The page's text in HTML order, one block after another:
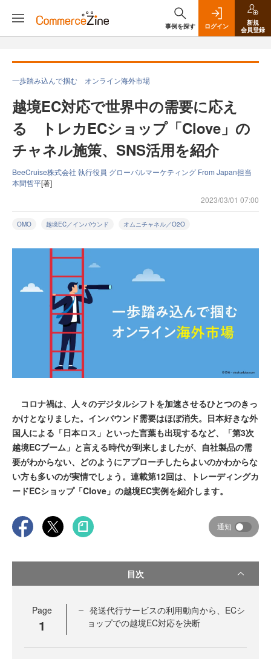
事例を探す ログイン
新規
会員登録
一歩踏み込んで掴む オンライン海外市場
越境EC対応で世界中の需要に応え
る トレカECショップ「Clove」の
チャネル施策、SNS活用を紹介
BeeCruise株式会社 執行役員 グローバルマーケティング From Japan担当
本間哲平[著]
2023/03/01 07:00
OMO 越境EC／インバウンド オムニチャネル／O2O
コロナ禍は、人々のデジタルシフトを加速させるひとつのきっ
かけとなりました。インバウンド需要はほぼ消失。日本好きな外
国人による「日本ロス」といった言葉も出現するなど、「第3次
越境ECブーム」と言える時代が到来しましたが、自社製品の需
要がわからない、どのようにアプローチしたらよいのかわからな
い方も多いのが実情でしょう。連載第12回は、トレーディングカ
ードECショップ「Clove」の越境EC実例を紹介します。
通知
目次
Page
1
発送代行サービスの利用動向から、ECシ
ョップでの越境EC対応を決断